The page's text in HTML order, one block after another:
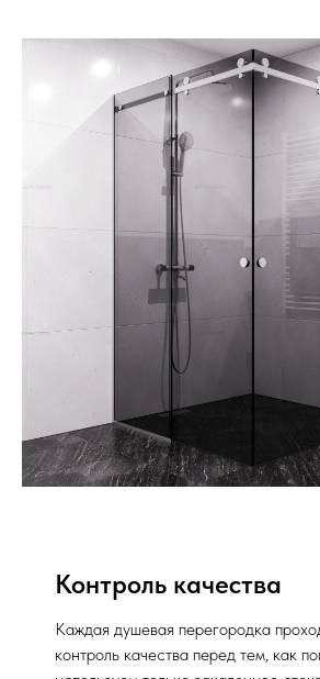
Контроль качества
Каждая душевая перегородка
контроль качества перед тем, как